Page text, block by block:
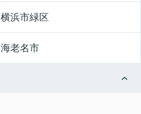
横浜市緑区
海老名市